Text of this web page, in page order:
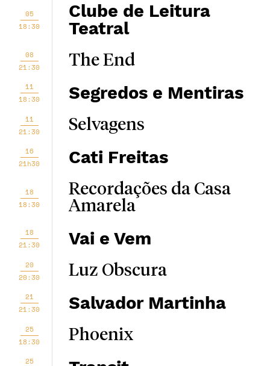
05
18:30
Clube de Leitura
Teatral
08
21:30
The End
11
18:30
Segredos e Mentiras
11
21:30
Selvagens
16
21h30
Cati Freitas
18
18:30
Recordações da Casa
Amarela
18
21:30
Vai e Vem
20
20:30
Luz Obscura
21
21:30
Salvador Martinha
25
18:30
Phoenix
25